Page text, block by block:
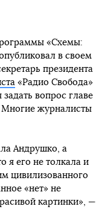
«Схемы:
в своем
президента
«Радио Свобода»
вопрос главе
Многие журналисты
Андрушко, а
я его не толкала и
цивилизованного
«нет» не
картинки», —